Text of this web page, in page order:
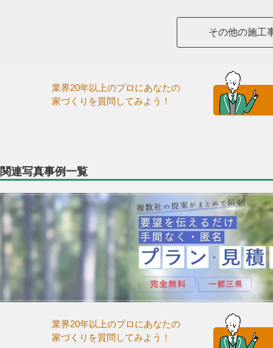
その他の施工
業界20年以上のプロにあなたの
家づくりを質問してみよう！
関連写真事例一覧
業界20年以上のプロにあなたの
家づくりを質問してみよう！